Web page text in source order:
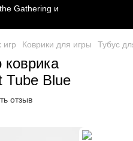
игр Коврики для игры Тубус
коврика
Tube Blue
отзыв